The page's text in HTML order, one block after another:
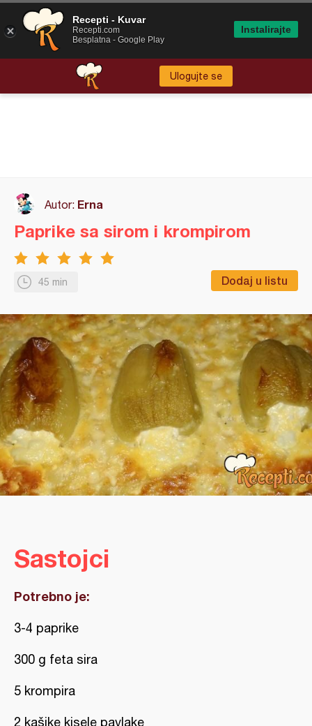
Ulogujte se
Autor: Erna
45 min Dodaj u listu
Paprike sa sirom i krompirom
Sastojci
Potrebno je:
3-4 paprike
300 g feta sira
5 krompira
2 kašike kisele pavlake
Recepti - Kuvar
Recepti.com
Besplatna - Google Play
Instalirajte